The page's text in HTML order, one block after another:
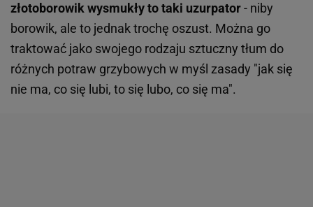
złotoborowik wysmukły to taki uzurpator- niby
borowik, ale to jednak trochę oszust. Można go
traktować jako swojego rodzaju sztuczny tłum do
różnych potraw grzybowych w myśl zasady "jak się
nie ma, co się lubi, to się lubo, co się ma".